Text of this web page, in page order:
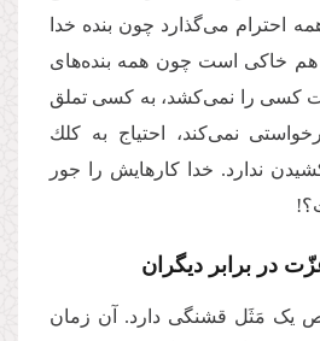
احترام مى‌‌گذارد چون بنده خدا
هم خاكى است چون همه بنده‌‌هاى
كسى را نمى‌‌كشد، به كسى تملق
نمى‌‌كند، احتیاج به كلك
ندارد. خدا كارهایش را جور
در برابر دیگران
یک مَثَل قشنگى دارد. آن زمان